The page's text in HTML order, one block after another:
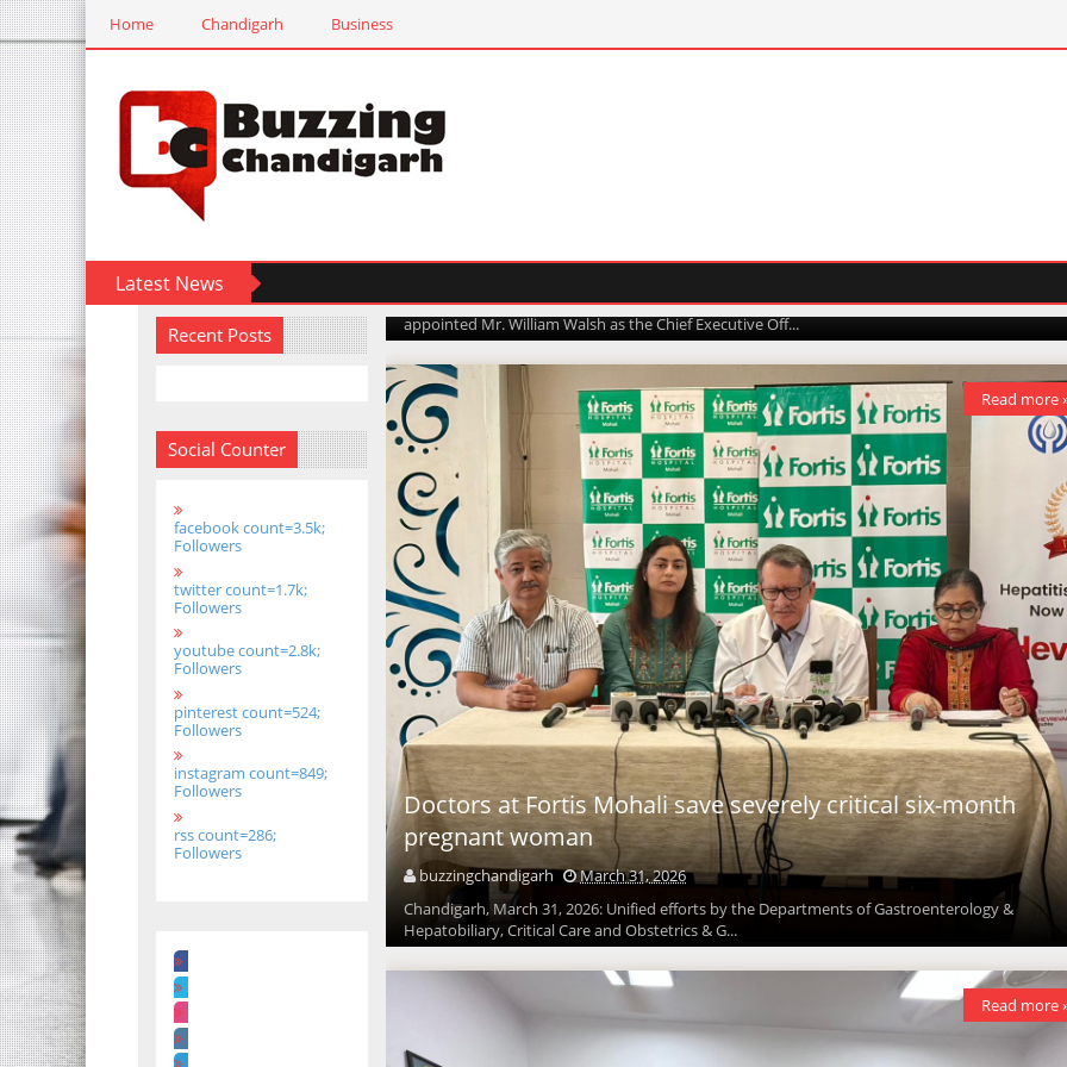
Home Chandigarh Business
Latest News
Recent Posts
Social Counter
facebook count=3.5k;
Followers
twitter count=1.7k;
Followers
youtube count=2.8k;
Followers
pinterest count=524;
Followers
instagram count=849;
Followers
rss count=286;
Followers
buzzingchandigarh
March 31, 2026
Chandigarh, 31st March, 2026: The Board of InterGlobe Aviation Limited (IndiGo) today
appointed Mr. William Walsh as the Chief Executive Off...
Read more
Doctors at Fortis Mohali save severely critical six-month
pregnant woman
buzzingchandigarh
March 31, 2026
Chandigarh, March 31, 2026: Unified efforts by the Departments of Gastroenterology &
Hepatobiliary, Critical Care and Obstetrics & G...
Read more
Read more